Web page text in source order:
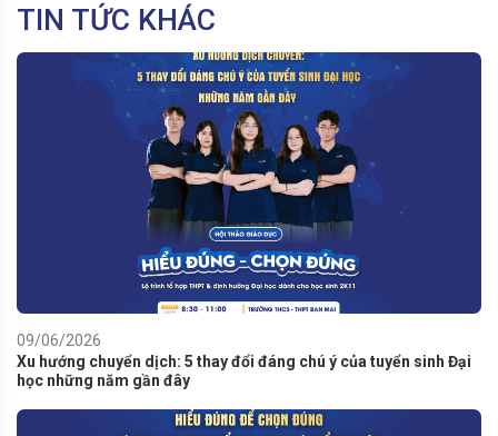
TIN TỨC KHÁC
09/06/2026
Xu hướng chuyển dịch: 5 thay đổi đáng chú ý của tuyển sinh Đại
học những năm gần đây